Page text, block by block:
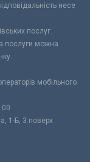
несе
послуг.
послуги можна
мобільного
1-Б, 3 поверх